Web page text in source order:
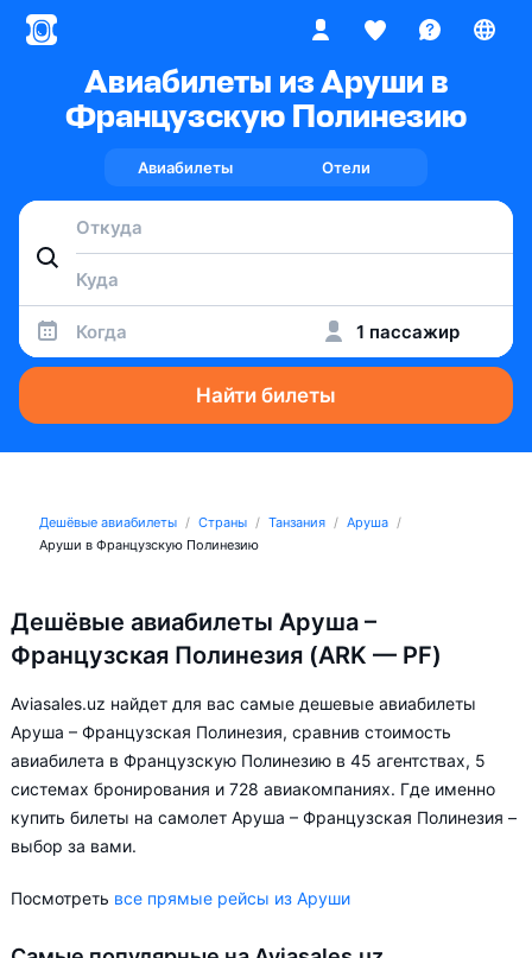
Авиабилеты из Аруши в
Французскую Полинезию
Авиабилеты Отели
Когда 1 пассажир
Найти билеты
Дешёвые авиабилеты Страны Танзания
Аруша
Аруши в Французскую Полинезию
Дешёвые авиабилеты Аруша –
Французская Полинезия (ARK — PF)
Aviasales.uz найдет для вас самые дешевые авиабилеты
Аруша – Французская Полинезия, сравнив стоимость
авиабилета в Французскую Полинезию в 45 агентствах, 5
системах бронирования и 728 авиакомпаниях. Где именно
купить билеты на самолет Аруша – Французская Полинезия –
выбор за вами.
Посмотреть все прямые рейсы из Аруши